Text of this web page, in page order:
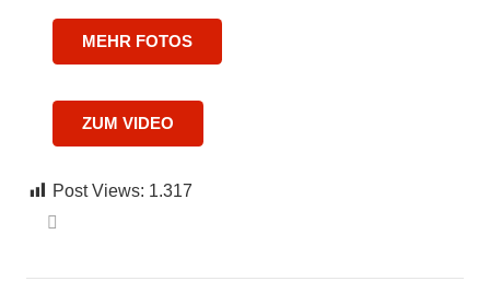
MEHR FOTOS
ZUM VIDEO
Post Views: 1.317